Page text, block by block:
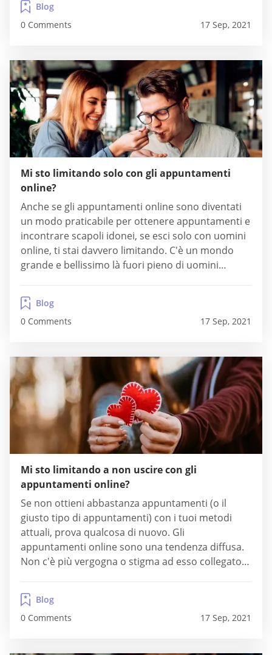
Blog
0 Comments
17 Sep, 2021
Mi sto limitando solo con gli appuntamenti
online?
Anche se gli appuntamenti online sono diventati
un modo praticabile per ottenere appuntamenti e
incontrare scapoli idonei, se esci solo con uomini
online, ti stai davvero limitando. C'è un mondo
grande e bellissimo là fuori pieno di uomini
cercando una donna favolosa come te! Sì, se esci
con uomini che incontri online, puoi...
Blog
0 Comments
17 Sep, 2021
Mi sto limitando a non uscire con gli
appuntamenti online?
Se non ottieni abbastanza appuntamenti (o il
giusto tipo di appuntamenti) con i tuoi metodi
attuali, prova qualcosa di nuovo. Gli
appuntamenti online sono una tendenza diffusa.
Non c'è più vergogna o stigma ad esso collegato e
che non si sarebbero mai incontrate nei modi
tradizionali. I siti di incontri legittimi sono...
Blog
0 Comments
17 Sep, 2021